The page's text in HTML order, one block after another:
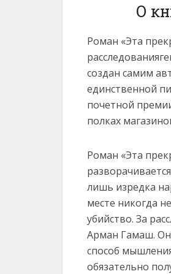
О
Роман «Эта
создан самим
единственной
почетной
полках
Роман «Эта
лишь изредка
месте никогда
убийство. За
Арман Гамаш. Он
способ
обязательно